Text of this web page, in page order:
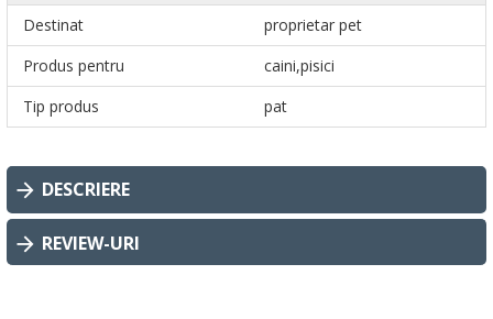
Destinat
proprietar pet
Produs pentru
caini,pisici
Tip produs
pat
DESCRIERE
REVIEW-URI